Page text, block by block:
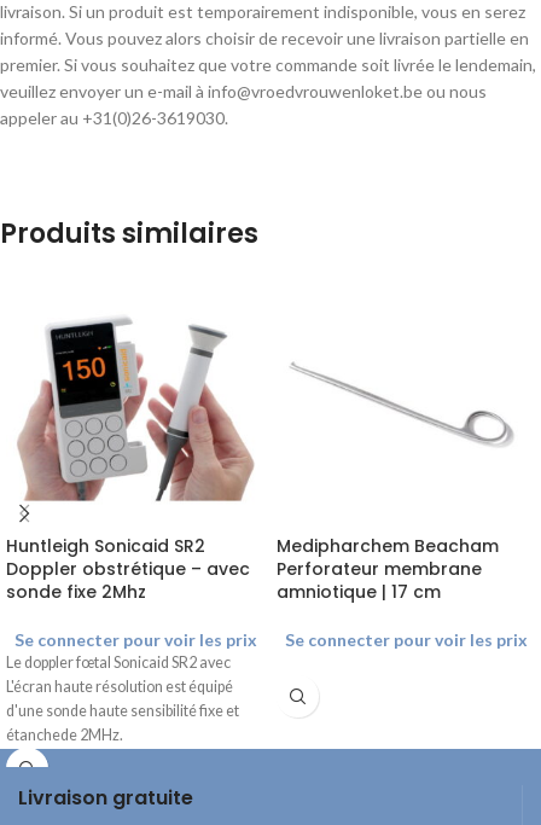
livraison. Si un produit est temporairement indisponible, vous en serez
informé. Vous pouvez alors choisir de recevoir une livraison partielle en
premier. Si vous souhaitez que votre commande soit livrée le lendemain,
veuillez envoyer un e-mail à info@vroedvrouwenloket.be ou nous
appeler au +31(0)26-3619030.
Produits similaires
Huntleigh Sonicaid SR2
Doppler obstrétique – avec
sonde fixe 2Mhz
Se connecter pour voir les prix
Le doppler fœtal Sonicaid SR2 avec
L'écran haute résolution est équipé
d'une sonde haute sensibilité fixe et
étanchede 2MHz.
Medipharchem Beacham
Perforateur membrane
amniotique | 17 cm
Se connecter pour voir les prix
Livraison gratuite